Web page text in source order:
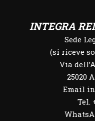
INTEGRA
Sede
(si riceve
Via
25020
Email
Tel.